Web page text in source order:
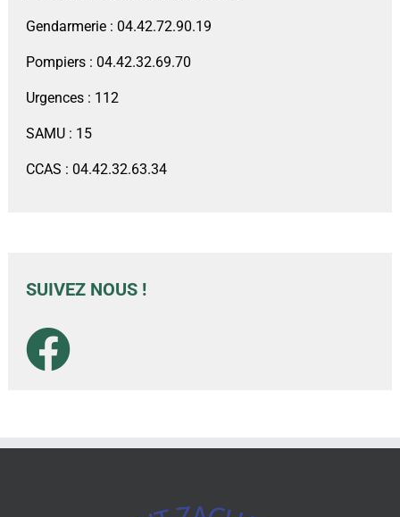
Gendarmerie : 04.42.72.90.19
Pompiers : 04.42.32.69.70
Urgences : 112
SAMU : 15
CCAS : 04.42.32.63.34
SUIVEZ NOUS !